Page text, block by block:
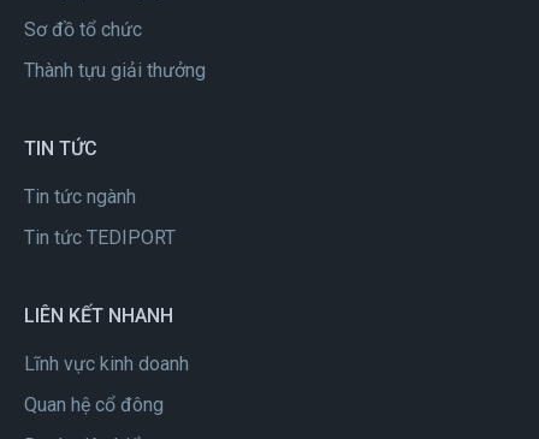
Sơ đồ tổ chức
Thành tựu giải thưởng
TIN TỨC
Tin tức ngành
Tin tức TEDIPORT
LIÊN KẾT NHANH
Lĩnh vực kinh doanh
Quan hệ cổ đông